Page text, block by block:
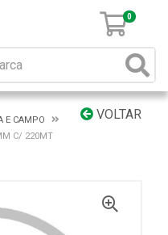
0
VOLTAR
E CAMPO
C/ 220MT